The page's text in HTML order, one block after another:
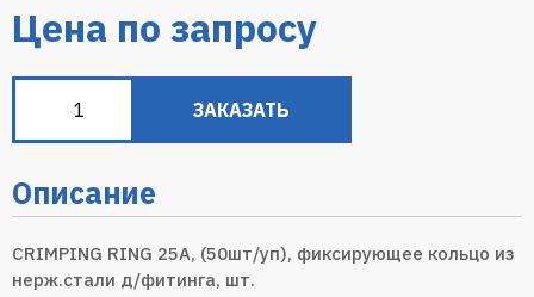
Цена по запросу
ЗАКАЗАТЬ
Описание
CRIMPING RING 25А, (50шт/уп), фиксирующее кольцо из
нерж.стали д/фитинга, шт.